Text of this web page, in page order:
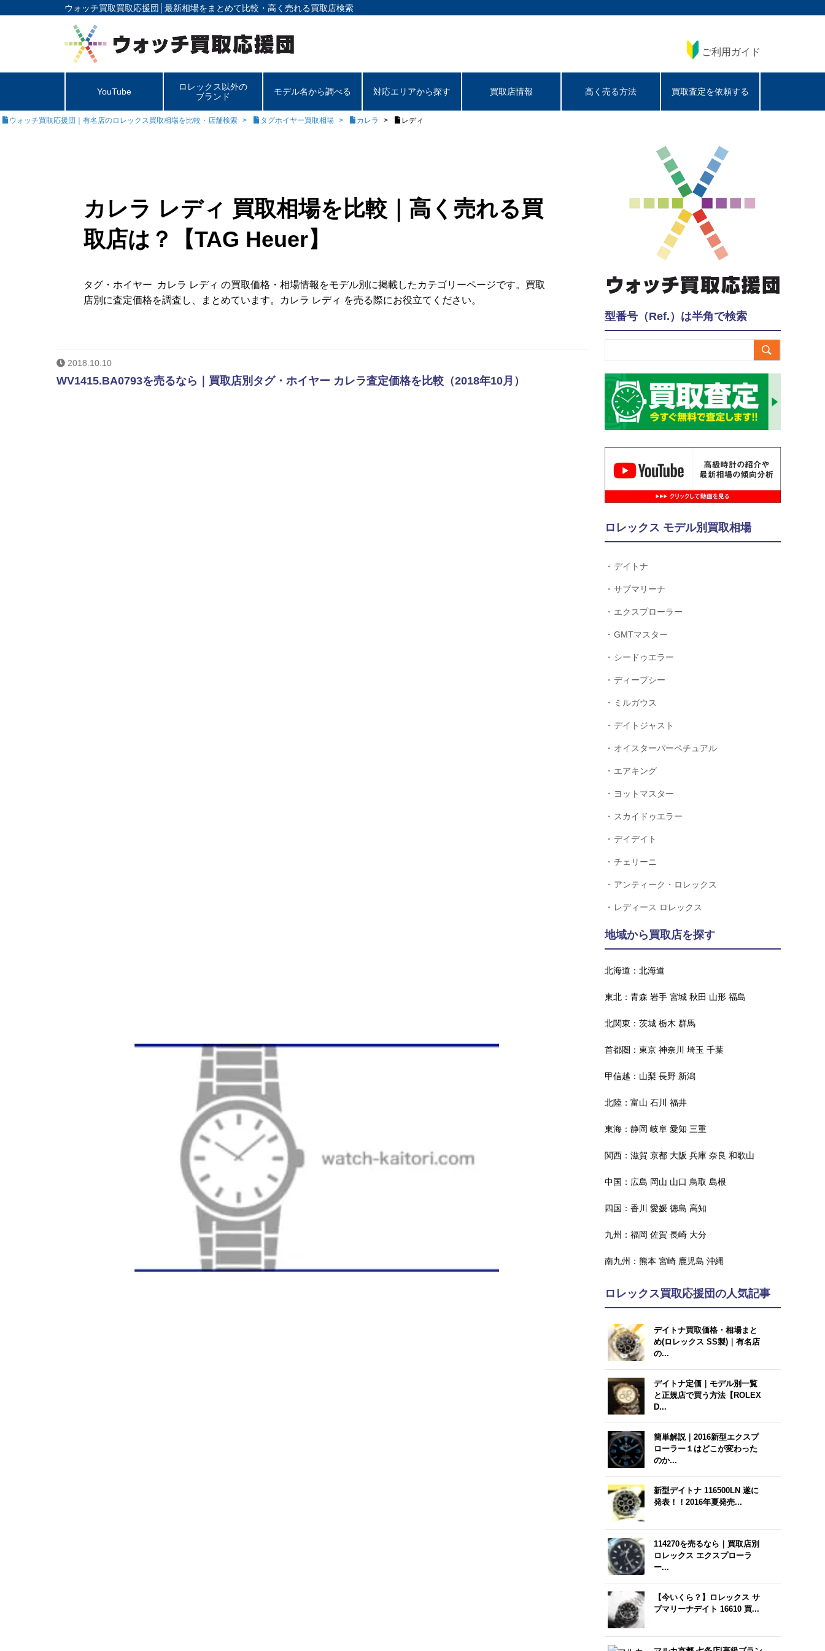
ウォッチ買取買取応援団│ 最新相場をまとめて比較・高く売れる買取店検索
ご利用ガイド
YouTube
ロレックス以外の
ブランド
モデル名から調べる 対応エリアから探す 買取店情報 高く売る方法 買取査定を依頼する
ウォッチ買取応援団｜有名店のロレックス買取相場を比較・店舗検索 タグホイヤー買取相場 カレラ レディ
カレラ レディ 買取相場を比較｜高く売れる買
取店は？【TAG Heuer】
タグ・ホイヤー カレラ レディ の買取価格・相場情報をモデル別に掲載したカテゴリーページです。買取
店別に査定価格を調査し、まとめています。カレラ レディ を売る際にお役立てください。
2018.10.10
WV1415.BA0793を売るなら｜買取店別タグ・ホイヤー カレラ査定価格を比較（2018年10月）
型番号（Ref.）は半角で検索

ロレックス モデル別買取相場
デイトナ
サブマリーナ
エクスプローラー
GMTマスター
シードゥエラー
ディープシー
ミルガウス
デイトジャスト
オイスターパーペチュアル
エアキング
ヨットマスター
スカイドゥエラー
デイデイト
チェリーニ
アンティーク・ロレックス
レディース ロレックス
地域から買取店を探す
北海道： 北海道
東北： 青森 岩手 宮城 秋田 山形 福島
北関東： 茨城 栃木 群馬
首都圏： 東京 神奈川 埼玉 千葉
甲信越： 山梨 長野 新潟
北陸： 富山 石川 福井
東海： 静岡 岐阜 愛知 三重
関西： 滋賀 京都 大阪 兵庫 奈良 和歌山
中国： 広島 岡山 山口 鳥取 島根
四国： 香川 愛媛 徳島 高知
九州： 福岡 佐賀 長崎 大分
南九州： 熊本 宮崎 鹿児島 沖縄
ロレックス買取応援団の人気記事
デイトナ買取価格・相場まと
め(ロレックス SS製)｜有名店
の...
デイトナ定価｜モデル別一覧
と正規店で買う方法【ROLEX
D...
簡単解説｜2016新型エクスプ
ローラー１はどこが変わった
のか...
新型デイトナ 116500LN 遂に
発表！！2016年夏発売...
114270を売るなら｜買取店別
ロレックス エクスプローラ
ー...
【今いくら？】ロレックス サ
ブマリーナデイト 16610 買...